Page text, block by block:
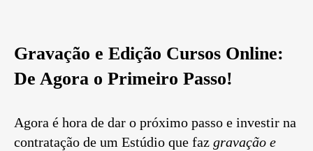
Gravação e Edição Cursos Online:
De Agora o Primeiro Passo!
Agora é hora de dar o próximo passo e investir na
contratação de um Estúdio que faz gravação e